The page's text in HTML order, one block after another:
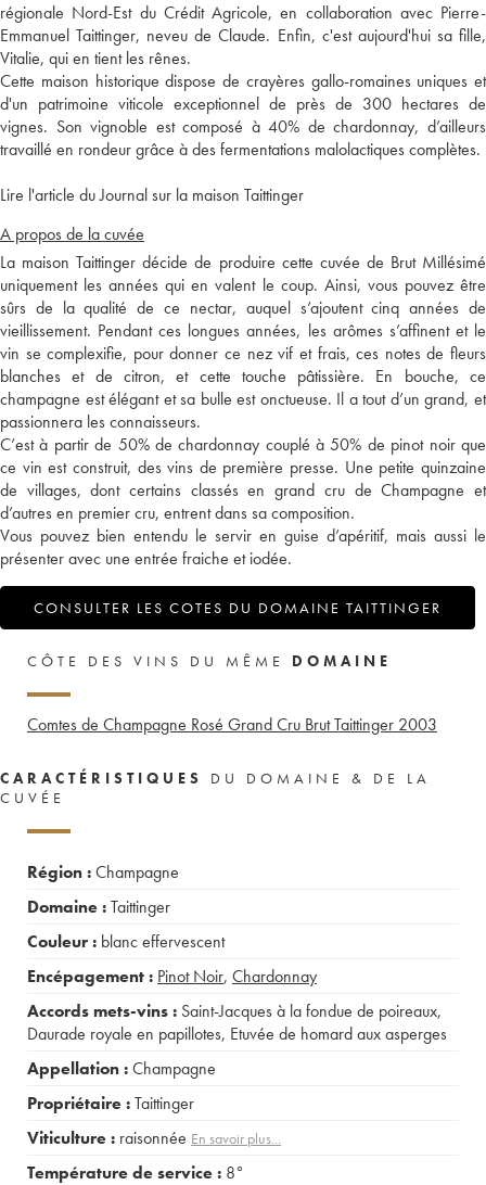
régionale Nord-Est du Crédit Agricole, en collaboration avec Pierre-
Emmanuel Taittinger, neveu de Claude. Enfin, c'est aujourd'hui sa fille,
Vitalie, qui en tient les rênes.
Cette maison historique dispose de crayères gallo-romaines uniques et
d'un patrimoine viticole exceptionnel de près de 300 hectares de
vignes. Son vignoble est composé à 40% de chardonnay, d’ailleurs
travaillé en rondeur grâce à des fermentations malolactiques complètes.
Lire l'article du Journal sur la maison Taittinger
A propos de la cuvée
La maison Taittinger décide de produire cette cuvée de Brut Millésimé
uniquement les années qui en valent le coup. Ainsi, vous pouvez être
sûrs de la qualité de ce nectar, auquel s’ajoutent cinq années de
vieillissement. Pendant ces longues années, les arômes s’affinent et le
vin se complexifie, pour donner ce nez vif et frais, ces notes de fleurs
blanches et de citron, et cette touche pâtissière. En bouche, ce
champagne est élégant et sa bulle est onctueuse. Il a tout d’un grand, et
passionnera les connaisseurs.
C’est à partir de 50% de chardonnay couplé à 50% de pinot noir que
ce vin est construit, des vins de première presse. Une petite quinzaine
de villages, dont certains classés en grand cru de Champagne et
d’autres en premier cru, entrent dans sa composition.
Vous pouvez bien entendu le servir en guise d’apéritif, mais aussi le
présenter avec une entrée fraiche et iodée.
CONSULTER LES COTES DU DOMAINE TAITTINGER
CÔTE DES VINS DU MÊME DOMAINE
Comtes de Champagne Rosé Grand Cru Brut Taittinger 2003
CARACTÉRISTIQUES
DU DOMAINE & DE LA
CUVÉE
Région :Champagne
Domaine :Taittinger
Couleur : blanc effervescent
Encépagement : Pinot Noir, Chardonnay
Accords mets-vins : Saint-Jacques à la fondue de poireaux,
Daurade royale en papillotes, Etuvée de homard aux asperges
Appellation :Champagne
Propriétaire :Taittinger
Viticulture : raisonnée En savoir plus...
Température de service : 8°